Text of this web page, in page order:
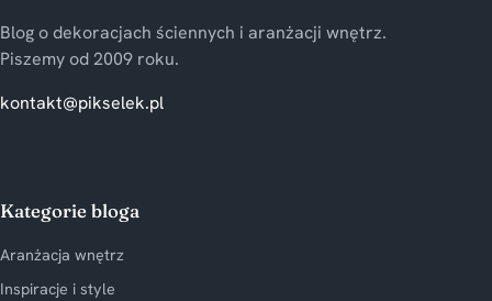
Blog o dekoracjach ściennych i aranżacji wnętrz.
Piszemy od 2009 roku.
kontakt@pikselek.pl
Kategorie bloga
Aranżacja wnętrz
Inspiracje i style